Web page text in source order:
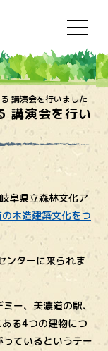
講演会を行いました
講演会を行い
阜県立森林文化ア
の木造建築文化をつ
ンターに来られま
ー、美濃道の駅、
る4つの建物につ
ているというテー